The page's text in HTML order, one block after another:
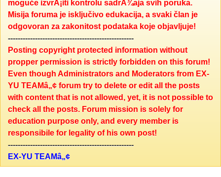
moguće izvrÅ¡iti kontrolu sadrÅ¾aja svih poruka.
Misija foruma je isključivo edukacija, a svaki član je
odgovoran za zakonitost podataka koje objavljuje!
---------------------------------------------------
Posting copyright protected information without
propper permission is strictly forbidden on this forum!
Even though Administrators and Moderators from EX-
YU TEAMâ„¢ forum try to delete or edit all the posts
with content that is not allowed, yet, it is not possible to
check all the posts. Forum mission is solely for
education purpose only, and every member is
responsibile for legality of his own post!
---------------------------------------------------
EX-YU TEAMâ„¢